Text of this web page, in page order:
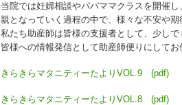
当院では妊婦相談やパパママクラスを開催
親となっていく過程の中で、様々な不安や
私たち助産師は皆様の支援者として、少しで
皆様への情報発信として助産師便りにしてお
きらきらマタニティーたよりVOL.9 (pdf)
きらきらマタニティーたよりVOL.8 (pdf)